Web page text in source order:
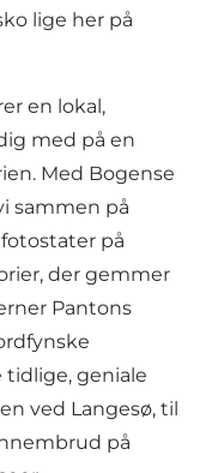
lige her på
en lokal,
med på en
Med Bogense
sammen på
på
der gemmer
Pantons
geniale
ved Langesø, til
på